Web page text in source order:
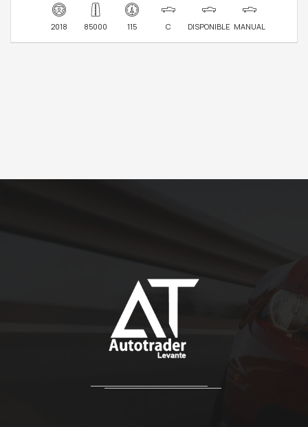
2018 85000 115 C DISPONIBLE MANUAL